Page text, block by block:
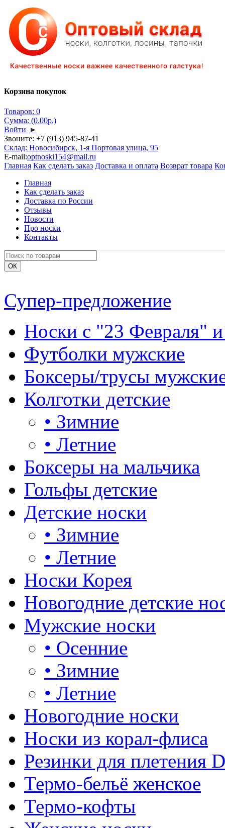
Корзина покупок
Товаров: 0
Сумма: (0.00р.)
Войти ►
Звоните: +7 (913) 945-87-41
Склад: Новосибирск, 1-я Портовая улица, 95
E-mail:optnoski154@mail.ru
Главная Как сделать заказ Доставка и оплата Возврат товара
Главная
Как сделать заказ
Доставка по России
Отзывы
Новости
Про носки
Контакты
Супер-предложение
Носки с "23 Февраля"
Футболки мужские
Боксеры/трусы
Колготки детские
• Зимние
• Летние
Боксеры на мальчика
Гольфы детские
Детские носки
• Зимние
• Летние
Носки Корея
Новогодние детские
Мужские носки
• Осенние
• Зимние
• Летние
Новогодние носки
Носки из корал-флиса
Резинки для плетения
Термо-бельё женское
Термо-кофты